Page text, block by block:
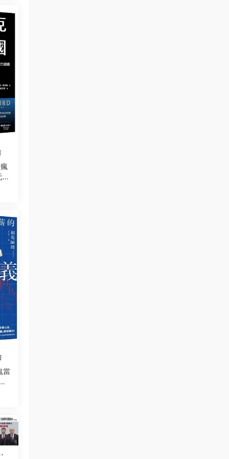
當